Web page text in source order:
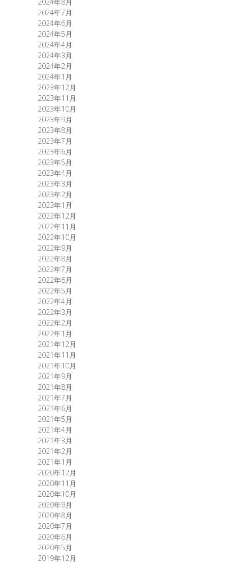
2024年7月
2024年6月
2024年5月
2024年4月
2024年3月
2024年2月
2024年1月
2023年12月
2023年11月
2023年10月
2023年9月
2023年8月
2023年7月
2023年6月
2023年5月
2023年4月
2023年3月
2023年2月
2023年1月
2022年12月
2022年11月
2022年10月
2022年9月
2022年8月
2022年7月
2022年6月
2022年5月
2022年4月
2022年3月
2022年2月
2022年1月
2021年12月
2021年11月
2021年10月
2021年9月
2021年8月
2021年7月
2021年6月
2021年5月
2021年4月
2021年3月
2021年2月
2021年1月
2020年12月
2020年11月
2020年10月
2020年9月
2020年8月
2020年7月
2020年6月
2020年5月
2019年12月